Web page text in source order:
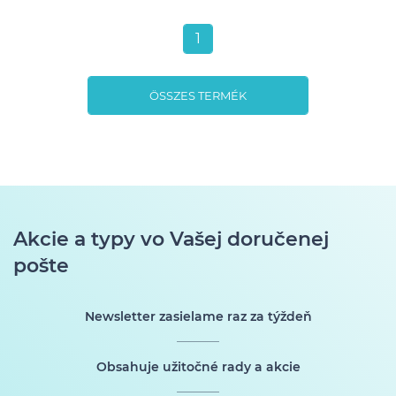
1
ÖSSZES TERMÉK
Akcie a typy vo Vašej doručenej
pošte
Newsletter zasielame raz za týždeň
Obsahuje užitočné rady a akcie